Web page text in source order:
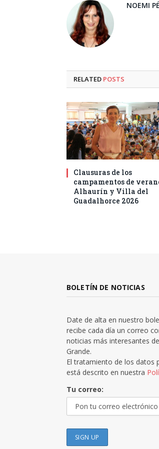
NOEMI
RELATED POSTS
Clausuras de los
campamentos de
Alhaurín y Villa del
Guadalhorce 2026
BOLETÍN DE NOTICIAS
Date de alta en nuestro
recibe cada día un correo
noticias más interesantes
Grande.
El tratamiento de los datos
está descrito en nuestra
Tu correo: